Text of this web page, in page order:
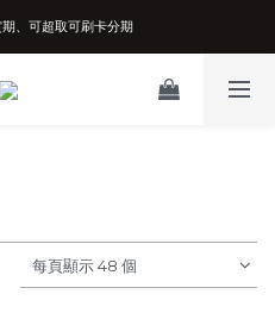
機芯保固、開立發票
、可超取可刷卡分期
每頁顯示 48 個